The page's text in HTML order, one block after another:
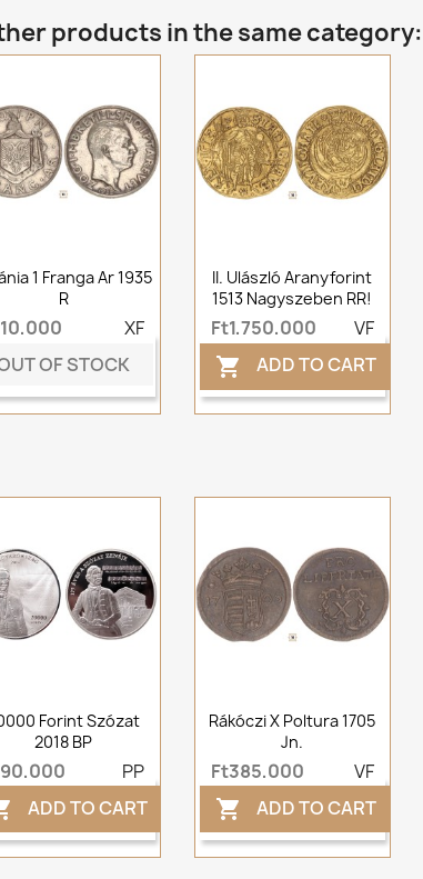
products in the same category:
1 Franga Ar 1935
R
XF
OF STOCK
II. Ulászló Aranyforint
1513 Nagyszeben RR!
Ft1,750,000 VF
 ADD TO CART
Forint Szózat
2018 BP
PP
ADD TO CART
Rákóczi X Poltura 1705
Jn.
Ft385,000 VF
 ADD TO CART